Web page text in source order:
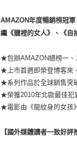
AMAZON年度暢銷榜冠軍
繼《籠裡的女人》、《自
★包辦AMAZON總榜一
★上市首週即榮登博客來
★系列作品於全球銷售突
★榮獲2010年北歐最佳
★電影由《龍紋身的女孩
【國外媒體讀者一致好評